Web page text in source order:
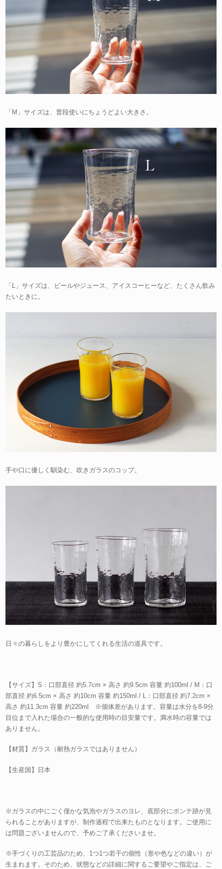
「M」サイズは、普段使いにちょうどよい大きさ。
「L」サイズは、ビールやジュース、アイスコーヒーなど、たくさん飲み
たいときに。
手や口に優しく馴染む、吹きガラスのコップ。
日々の暮らしをより豊かにしてくれる生活の道具です。
【サイズ】S：口部直径 約5.7cm × 高さ 約9.5cm 容量 約100ml / M：口
部直径 約6.5cm × 高さ 約10cm 容量 約150ml / L：口部直径 約7.2cm ×
高さ 約11.3cm 容量 約220ml ※個体差があります。容量は水分を8-9分
目位まで入れた場合の一般的な使用時の目安量です。満水時の容量では
ありません。
【材質】ガラス（耐熱ガラスではありません）
【生産国】日本
※ガラスの中にごく僅かな気泡やガラスのヨレ、底部分にポンテ跡が見
られることがありますが、制作過程で出来たものとなります。ご使用に
は問題ございませんので、予めご了承くださいませ。
※手づくりの工芸品のため、1つ1つ若干の個性（形や色などの違い）が
生まれます。そのため、状態などの詳細に関するご要望やご指定は、ご